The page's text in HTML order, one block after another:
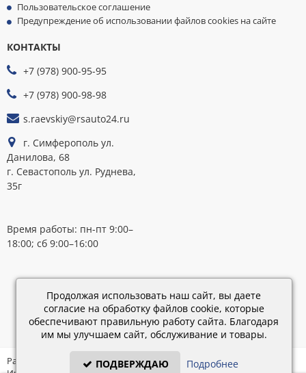
Пользовательское соглашение
Предупреждение об использовании файлов cookies на сайте
КОНТАКТЫ
+7 (978) 900-95-95
+7 (978) 900-98-98
s.raevskiy@rsauto24.ru
г. Симферополь ул.
Данилова, 68
г. Севастополь ул. Руднева,
35г
Время работы: пн-пт 9:00–
18:00; сб 9:00–16:00
Каталог
28.02.2019
15:45
Разработка: «IT - Консультант» ©
Продолжая использовать наш сайт, вы даете
согласие на обработку файлов cookie, которые
обеспечивают правильную работу сайта. Благодаря
им мы улучшаем сайт, обслуживание и товары.
ПОДВЕРЖДАЮ Подробнее